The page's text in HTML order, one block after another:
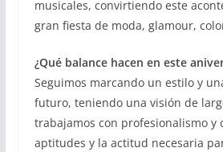
musicales, convirtiendo este
gran fiesta de moda, glamour,
¿Qué balance hacen en este
Seguimos marcando un estilo y
futuro, teniendo una visión de
trabajamos con profesionalismo y
aptitudes y la actitud necesaria